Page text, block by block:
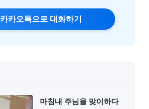
카카오톡으로 대화하기
마침내 주님을 맞이하다